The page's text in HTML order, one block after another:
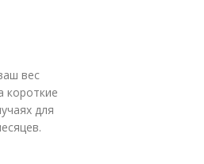
вес
короткие
для